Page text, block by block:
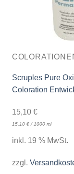
Scruples Pure
Coloration
15,10 €
15,10 €/ 1000 ml
inkl. 19 % MwSt.
zzgl.